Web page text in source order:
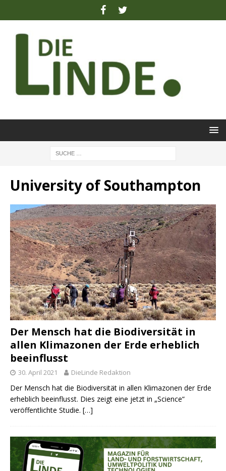
University of Southampton
Der Mensch hat die Biodiversität in
allen Klimazonen der Erde erheblich
beeinflusst
30. April 2021 DieLinde Redaktion
Der Mensch hat die Biodiversität in allen Klimazonen der Erde
erheblich beeinflusst. Dies zeigt eine jetzt in „Science“
veröffentlichte Studie. […]